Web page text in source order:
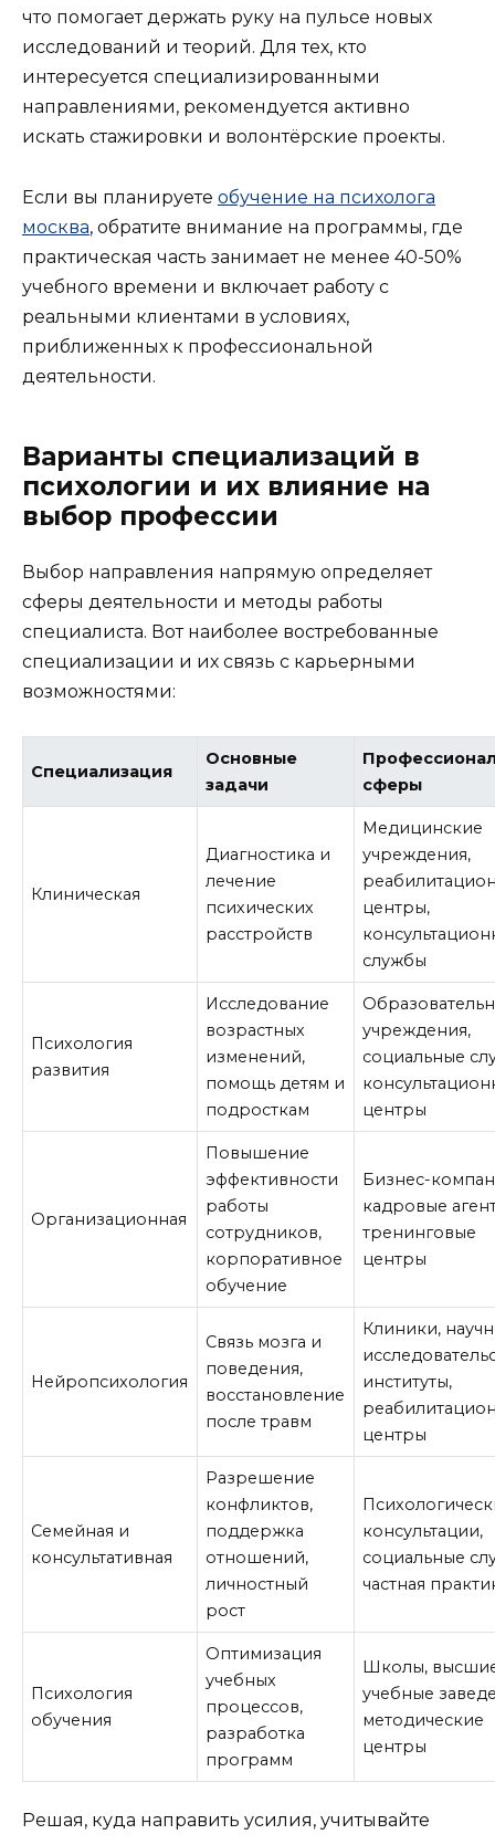
что помогает держать руку на пульсе новых
исследований и теорий. Для тех, кто
интересуется специализированными
направлениями, рекомендуется активно
искать стажировки и волонтёрские проекты.
Если вы планируете обучение на психолога
москва, обратите внимание на программы, где
практическая часть занимает не менее 40-50%
учебного времени и включает работу с
реальными клиентами в условиях,
приближенных к профессиональной
деятельности.
Варианты специализаций в
психологии и их влияние на
выбор профессии
Выбор направления напрямую определяет
сферы деятельности и методы работы
специалиста. Вот наиболее востребованные
специализации и их связь с карьерными
возможностями:
Специализация
Основные
задачи
сферы
Клиническая
Диагностика и
лечение
психических
расстройств
Медицинские
учреждения,
центры,
службы
Психология
развития
Исследование
возрастных
изменений,
помощь детям и
подросткам
учреждения,
социальные
центры
Организационная
Повышение
эффективности
работы
сотрудников,
корпоративное
обучение
Бизнес-
кадровые
тренинговые
центры
Нейропсихология
Связь мозга и
поведения,
восстановление
после травм
Клиники,
институты,
центры
Семейная и
консультативная
Разрешение
конфликтов,
поддержка
отношений,
личностный
рост
консультации,
социальные
частная
Психология
обучения
Оптимизация
учебных
процессов,
разработка
программ
Школы,
учебные
методические
центры
Решая, куда направить усилия, учитывайте